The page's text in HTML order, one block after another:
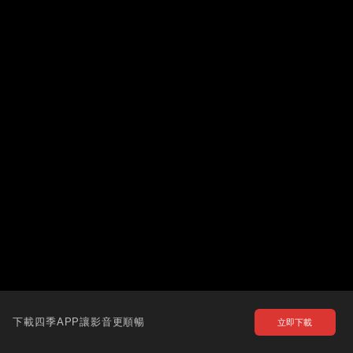
下載四季APP讓影音更順暢 立即下載